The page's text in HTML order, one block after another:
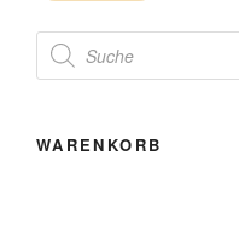
Products
search
WARENKORB